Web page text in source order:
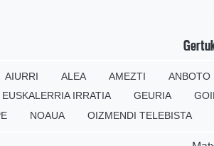
AIURRI ALEA AMEZTI ANBOTO
EUSKALERRIA IRRATIA GEURIA
NOAUA OIZMENDI TELEBISTA